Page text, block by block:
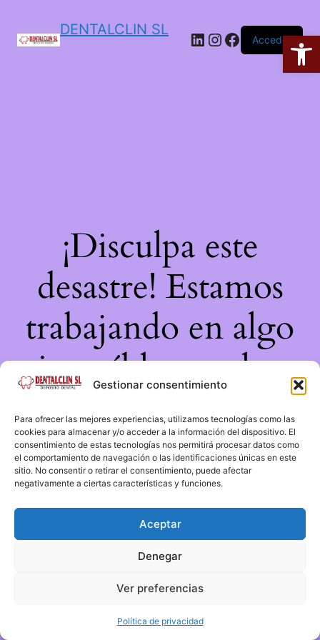
Gestionar consentimiento
Para ofrecer las mejores experiencias, utilizamos tecnologías como las
cookies para almacenar y/o acceder a la información del dispositivo. El
consentimiento de estas tecnologías nos permitirá procesar datos como
el comportamiento de navegación o las identificaciones únicas en este
sitio. No consentir o retirar el consentimiento, puede afectar
negativamente a ciertas características y funciones.
Aceptar
Denegar
Ver preferencias
Política de privacidad
DENTALCLIN SL
Acceder
¡Disculpa este
desastre! Estamos
trabajando en algo
increíble, ¡vuelve
pronto!